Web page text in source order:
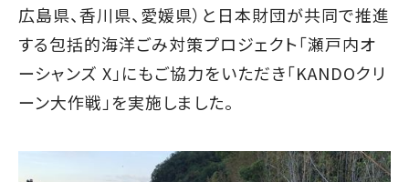
広島県、香川県、愛媛県）と日本財団が共同で推進
する包括的海洋ごみ対策プロジェクト「瀬戸内オ
ーシャンズ X」にもご協力をいただき「KANDOクリ
ーン大作戦」を実施しました。